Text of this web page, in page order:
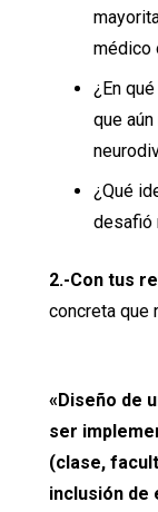
médico
¿En
que
¿Qué
desafió
2.-Con tus
concreta que
«Diseño de
ser
(clase,
inclusión de